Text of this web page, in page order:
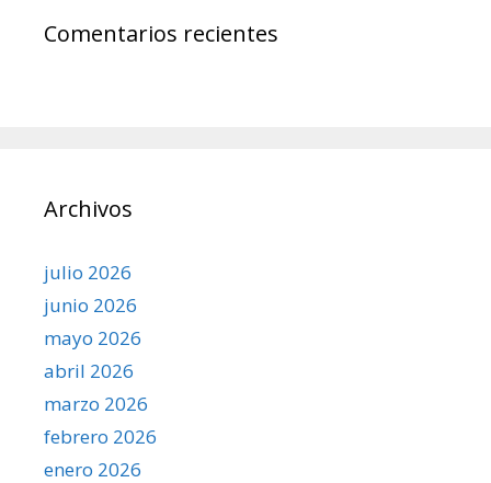
Comentarios recientes
Archivos
julio 2026
junio 2026
mayo 2026
abril 2026
marzo 2026
febrero 2026
enero 2026